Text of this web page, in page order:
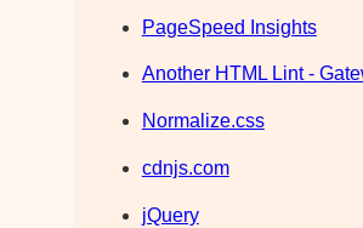
PageSpeed Insights
Another HTML Lint -
Normalize.css
cdnjs.com
jQuery